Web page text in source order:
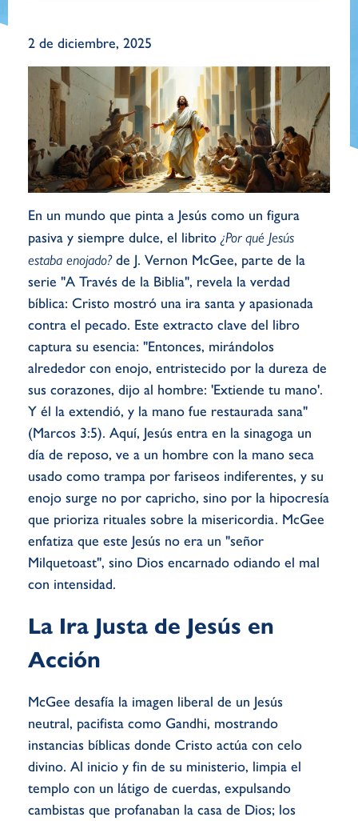
2 de diciembre, 2025
En un mundo que pinta a Jesús como un figura
pasiva y siempre dulce, el librito ¿Por qué Jesús
estaba enojado?de J. Vernon McGee, parte de la
serie "A Través de la Biblia", revela la verdad
bíblica: Cristo mostró una ira santa y apasionada
contra el pecado. Este extracto clave del libro
captura su esencia: "Entonces, mirándolos
alrededor con enojo, entristecido por la dureza de
sus corazones, dijo al hombre: 'Extiende tu mano'.
Y él la extendió, y la mano fue restaurada sana"
(Marcos 3:5). Aquí, Jesús entra en la sinagoga un
día de reposo, ve a un hombre con la mano seca
usado como trampa por fariseos indiferentes, y su
enojo surge no por capricho, sino por la hipocresía
que prioriza rituales sobre la misericordia. McGee
enfatiza que este Jesús no era un "señor
Milquetoast", sino Dios encarnado odiando el mal
con intensidad.
La Ira Justa de Jesús en
Acción
McGee desafía la imagen liberal de un Jesús
neutral, pacifista como Gandhi, mostrando
instancias bíblicas donde Cristo actúa con celo
divino. Al inicio y fin de su ministerio, limpia el
templo con un látigo de cuerdas, expulsando
cambistas que profanaban la casa de Dios; los